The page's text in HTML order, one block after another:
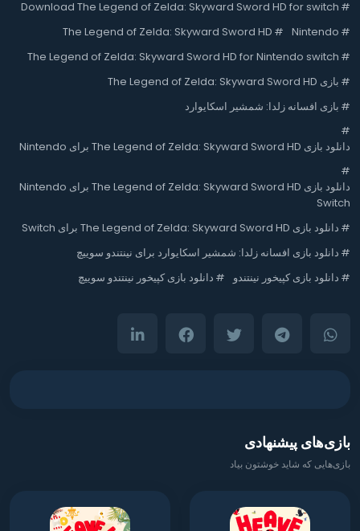
#
Download The Legend of Zelda: Skyward Sword HD for switch
#
Nintendo
#
The Legend of Zelda: Skyward Sword HD
#
The Legend of Zelda: Skyward Sword HD for Nintendo switch
# بازی The Legend of Zelda: Skyward Sword HD
# بازی افسانه زلدا: شمشیر اسکایوارد
#
دانلود بازی The Legend of Zelda: Skyward Sword HD برای Nintendo
#
دانلود بازی The Legend of Zelda: Skyward Sword HD برای Nintendo
Switch
# دانلود بازی The Legend of Zelda: Skyward Sword HD برای Switch
# دانلود بازی افسانه زلدا: شمشیر اسکایوارد برای نینتندو سوییچ
# دانلود بازی کپیخور نینتندو # دانلود بازی کپیخور نینتندو سوییچ
بازی‌های پیشنهادی
بازی‌هایی که شاید خوشتون بیاد